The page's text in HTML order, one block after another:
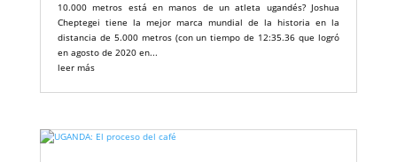
10.000 metros está en manos de un atleta ugandés? Joshua
Cheptegei tiene la mejor marca mundial de la historia en la
distancia de 5.000 metros (con un tiempo de 12:35.36 que logró
en agosto de 2020 en...
leer más